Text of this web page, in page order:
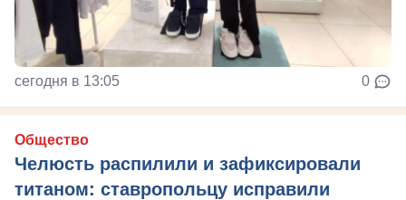
сегодня в 13:05 0
Общество
Челюсть распилили и зафиксировали
титаном: ставропольцу исправили